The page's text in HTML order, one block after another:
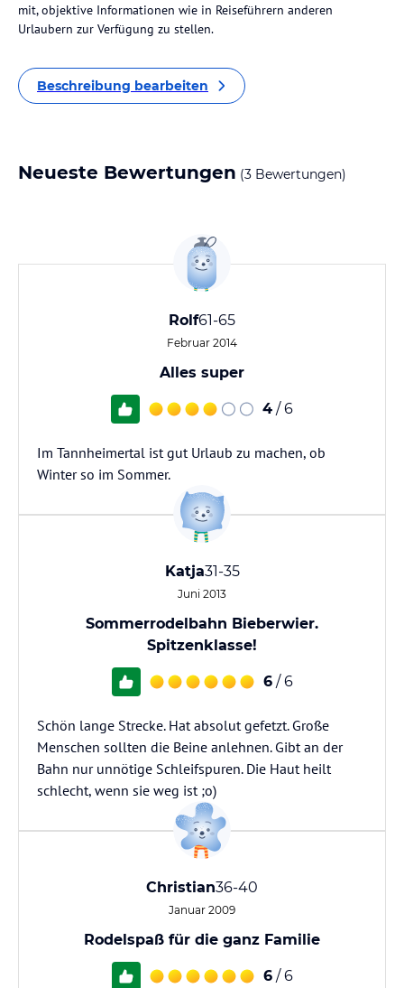
mit, objektive Informationen wie in Reiseführern anderen
Urlaubern zur Verfügung zu stellen.
Beschreibung bearbeiten
Neueste Bewertungen (3 Bewertungen)
Rolf61-65
Februar 2014
Alles super
4 / 6
Im Tannheimertal ist gut Urlaub zu machen, ob
Winter so im Sommer.
Katja31-35
Juni 2013
Sommerrodelbahn Bieberwier.
Spitzenklasse!
6 / 6
Schön lange Strecke. Hat absolut gefetzt. Große
Menschen sollten die Beine anlehnen. Gibt an der
Bahn nur unnötige Schleifspuren. Die Haut heilt
schlecht, wenn sie weg ist ;o)
Christian36-40
Januar 2009
Rodelspaß für die ganz Familie
6 / 6